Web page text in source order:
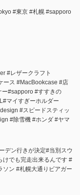
#東京 #札幌 #sapporo
#レザークラフト
ース #MacBookcase #店
ー#sapporo #すすきの
マイすぎーホルダー
#スピードスティッ
#除雪機 #ホンダ #ヤマ
デン行きが決定#当別スウ
けでも完走出来るんです #
ソン #札幌大通りビアガー